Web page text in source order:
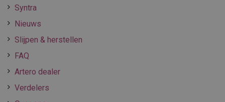
Syntra
Nieuws
Slijpen & herstellen
FAQ
Artero dealer
Verdelers